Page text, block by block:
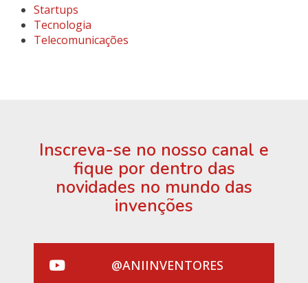
Startups
Tecnologia
Telecomunicações
Inscreva-se no nosso canal e
fique por dentro das
novidades no mundo das
invenções
@ANIINVENTORES